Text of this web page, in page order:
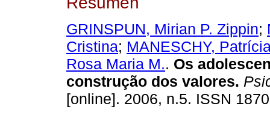
GRINSPUN, Mirian P. Zippin;
Cristina; MANESCHY,
Rosa Maria M.. Os
construção dos valores.
[online]. 2006, n.5. ISSN